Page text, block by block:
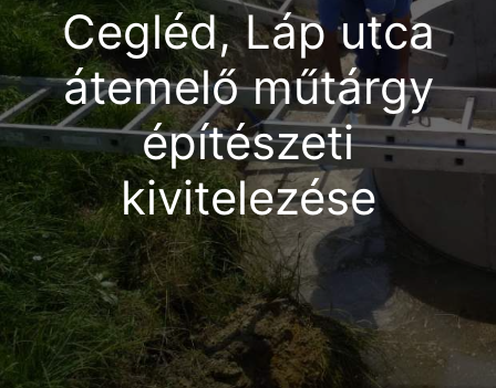
Cegléd, Láp utca
átemelő műtárgy
építészeti
kivitelezése